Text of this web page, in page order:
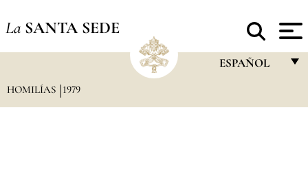
La SANTA SEDE
ESPAÑOL
HOMILÍAS 1979